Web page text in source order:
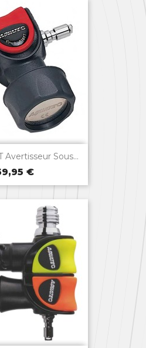
Avertisseur Sous...
€
rapide